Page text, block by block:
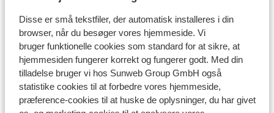
Disse er små tekstfiler, der automatisk installeres i din
browser, når du besøger vores hjemmeside. Vi
bruger funktionelle cookies som standard for at sikre, at
hjemmesiden fungerer korrekt og fungerer godt. Med din
tilladelse bruger vi hos Sunweb Group GmbH også
statistike cookies til at forbedre vores hjemmeside,
præference-cookies til at huske de oplysninger, du har givet
Spanien har ingen tidsforskel med Danmark, undtagen
på de Kanariske Øer, der er de 1 time foran.
Sprog:
Det officielle sprog er spansk.
Penge: